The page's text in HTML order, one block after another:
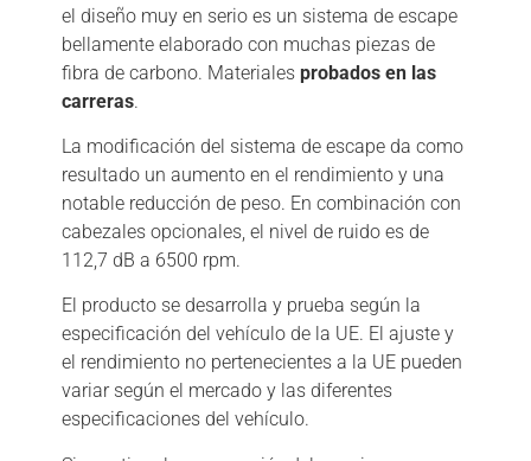
el diseño muy en serio es un sistema de escape
bellamente elaborado con muchas piezas de
fibra de carbono. Materiales probados en las
carreras.
La modificación del sistema de escape da como
resultado un aumento en el rendimiento y una
notable reducción de peso. En combinación con
cabezales opcionales, el nivel de ruido es de
112,7 dB a 6500 rpm.
El producto se desarrolla y prueba según la
especificación del vehículo de la UE. El ajuste y
el rendimiento no pertenecientes a la UE pueden
variar según el mercado y las diferentes
especificaciones del vehículo.